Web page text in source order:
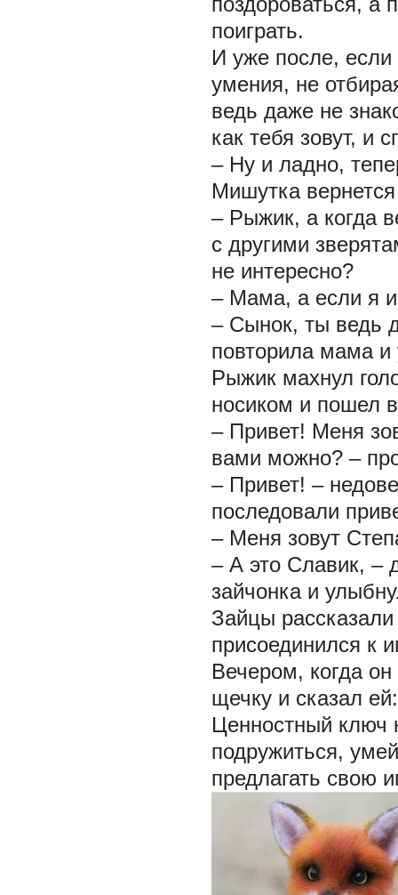
поиграть.
И уже после, если
умения, не
ведь даже не
как тебя зовут, и
– Ну и ладно,
Мишутка
– Рыжик, а когда
с другими
не интересно?
– Мама, а если я
– Сынок, ты ведь
повторила мама и
Рыжик махнул
носиком и пошел в
– Привет! Меня
вами можно? –
– Привет! –
последовали
– Меня зовут
– А это Славик, –
зайчонка и
Зайцы
присоединился к
Вечером, когда
щечку и сказал
Ценностный ключ
подружиться,
предлагать свою